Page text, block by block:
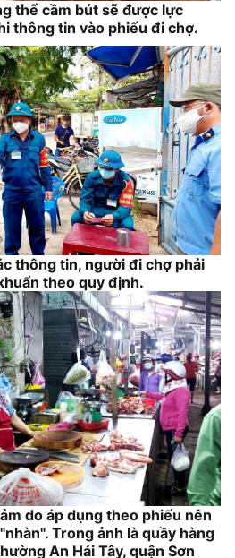
thể cầm bút sẽ được lực
thông tin vào phiếu đi chợ.
thông tin, người đi chợ phải
theo quy định.
do áp dụng theo phiếu nên
Trong ảnh là quầy hàng
An Hải Tây, quận Sơn